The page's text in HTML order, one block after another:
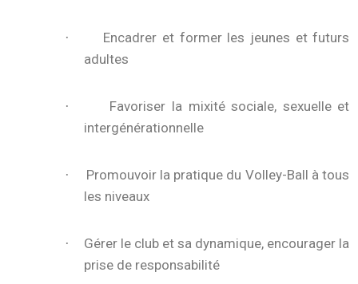
·
Encadrer et former les jeunes et futurs
adultes
·
Favoriser la mixité sociale, sexuelle et
intergénérationnelle
·
Promouvoir la pratique du Volley-Ball à tous
les niveaux
·
Gérer le club et sa dynamique, encourager la
prise de responsabilité